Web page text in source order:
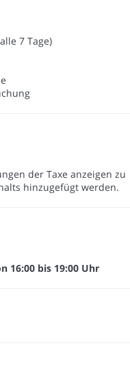
7 Tage)
der Taxe anzeigen zu
hinzugefügt werden.
16:00 bis 19:00 Uhr